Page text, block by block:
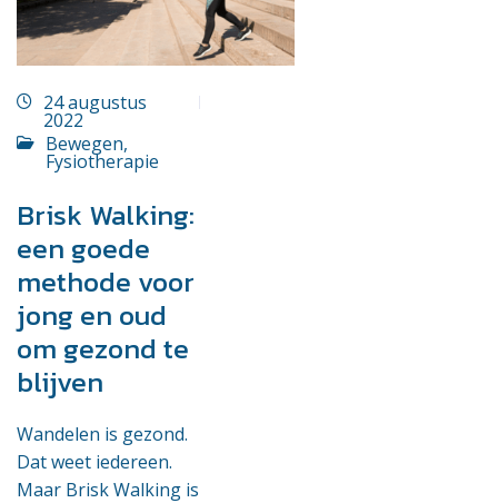
24 augustus
2022
Bewegen,
Fysiotherapie
Brisk Walking:
een goede
methode voor
jong en oud
om gezond te
blijven
Wandelen is gezond.
Dat weet iedereen.
Maar Brisk Walking is